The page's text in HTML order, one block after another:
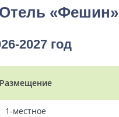
«Фешин»
2027 год
Размещение
1-местное